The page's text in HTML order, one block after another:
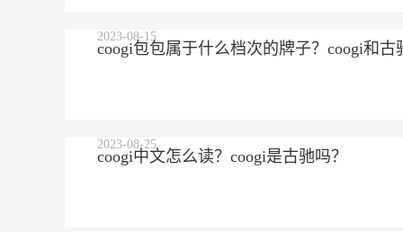
coogi包包属于什么档次的牌子？coogi和
2023-08-15
coogi中文怎么读？coogi是古驰吗？
2023-08-25